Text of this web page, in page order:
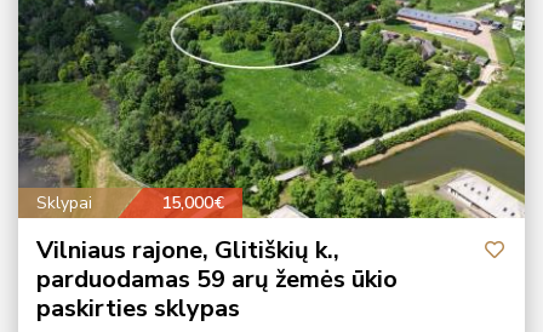
Sklypai 15,000€
Vilniaus rajone, Glitiškių k.,
parduodamas 59 arų žemės ūkio
paskirties sklypas